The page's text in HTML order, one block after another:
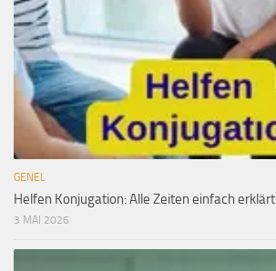
GENEL
Helfen Konjugation: Alle Zeiten einfach erklärt
3 MAI 2026